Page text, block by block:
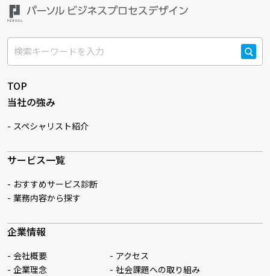
検索
TOP
当社の強み
スペシャリスト紹介
サービス一覧
おすすめサービス診断
業務内容から探す
企業情報
会社概要
企業理念
アクセス
社会課題への取り組み